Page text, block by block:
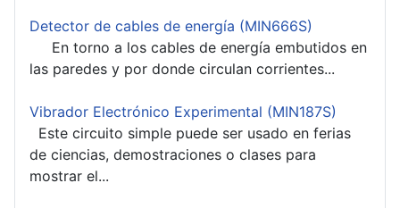
Detector de cables de energía (MIN666S)
En torno a los cables de energía embutidos en
las paredes y por donde circulan corrientes...
Vibrador Electrónico Experimental (MIN187S)
Este circuito simple puede ser usado en ferias
de ciencias, demostraciones o clases para
mostrar el...